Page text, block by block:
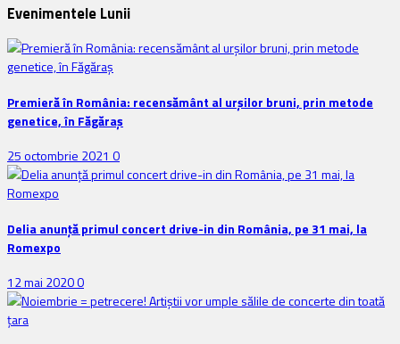
Evenimentele Lunii
Premieră în România: recensământ al urșilor bruni, prin metode
genetice, în Făgăraș
25 octombrie 2021 0
Delia anunţă primul concert drive-in din România, pe 31 mai, la
Romexpo
12 mai 20200